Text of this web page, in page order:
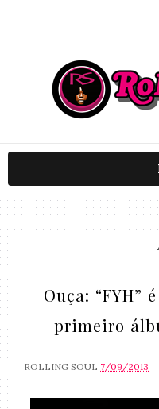
Ouça: “FYH”
primeiro
ROLLING SOUL 7/09/2013